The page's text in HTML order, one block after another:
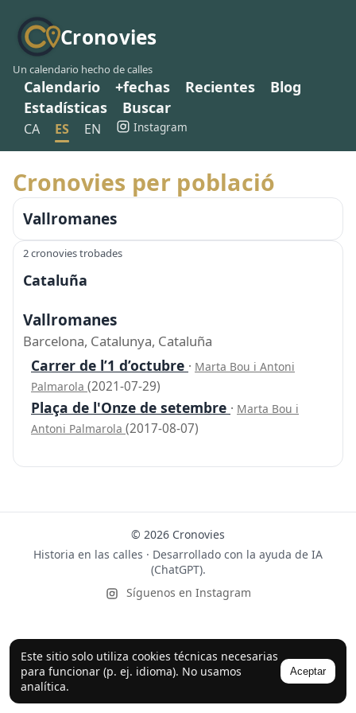
Cronovies
Un calendario hecho de calles
Calendario +fechas Recientes
Blog
Estadísticas
Buscar
CA ES EN Instagram
Este sitio solo utiliza cookies técnicas necesarias
para funcionar (p. ej. idioma). No usamos
analítica.
Aceptar
Cronovies per població
Vallromanes
2 cronovies trobades
Cataluña
Vallromanes
Barcelona, Catalunya, Cataluña
Carrer de l’1 d’octubre · Marta Bou i Antoni
Palmarola (2021-07-29)
Plaça de l'Onze de setembre · Marta Bou i
Antoni Palmarola (2017-08-07)
© 2026 Cronovies
Historia en las calles · Desarrollado con la ayuda de IA
(ChatGPT).
Síguenos en Instagram